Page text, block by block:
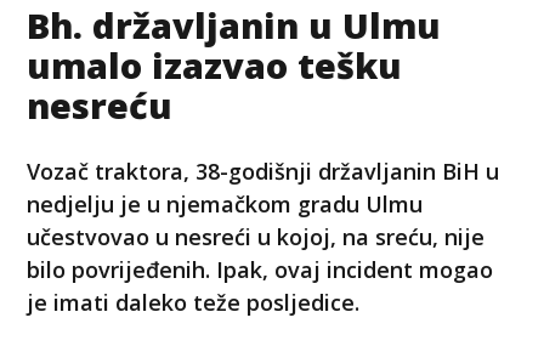
Bh. državljanin u Ulmu
umalo izazvao tešku
nesreću
Vozač traktora, 38-godišnji državljanin BiH u
nedjelju je u njemačkom gradu Ulmu
učestvovao u nesreći u kojoj, na sreću, nije
bilo povrijeđenih. Ipak, ovaj incident mogao
je imati daleko teže posljedice.